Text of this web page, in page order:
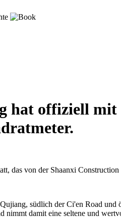
offiziell mit
das von der Shaanxi
südlich der Ci'en Road
damit eine seltene und